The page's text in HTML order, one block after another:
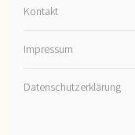
Kontakt
Impressum
Datenschutzerklärung